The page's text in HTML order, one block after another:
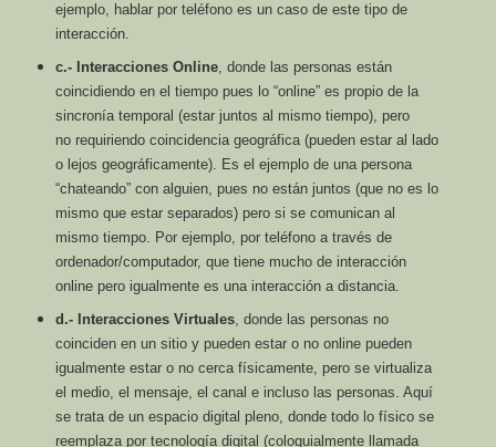
ejemplo, hablar por teléfono es un caso de este tipo de
interacción.
c.- Interacciones Online, donde las personas están
coincidiendo en el tiempo pues lo “online” es propio de la
sincronía temporal (estar juntos al mismo tiempo), pero
no requiriendo coincidencia geográfica (pueden estar al lado
o lejos geográficamente). Es el ejemplo de una persona
“chateando” con alguien, pues no están juntos (que no es lo
mismo que estar separados) pero si se comunican al
mismo tiempo. Por ejemplo, por teléfono a través de
ordenador/computador, que tiene mucho de interacción
online pero igualmente es una interacción a distancia.
d.- Interacciones Virtuales, donde las personas no
coinciden en un sitio y pueden estar o no online pueden
igualmente estar o no cerca físicamente, pero se virtualiza
el medio, el mensaje, el canal e incluso las personas. Aquí
se trata de un espacio digital pleno, donde todo lo físico se
reemplaza por tecnología digital (coloquialmente llamada